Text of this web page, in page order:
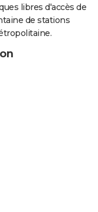
libres d'accès de
de stations